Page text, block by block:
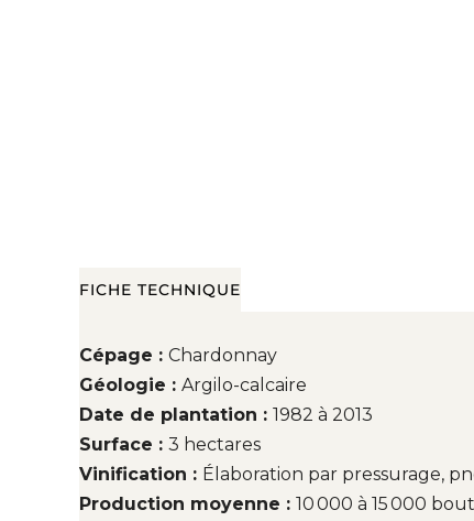
FICHE TECHNIQUE
Cépage : Chardonnay
Géologie : Argilo-calcaire
Date de plantation : 1982 à 2013
Surface : 3 hectares
Vinification : Élaboration par pressurage,
Production moyenne : 10 000 à 15 000